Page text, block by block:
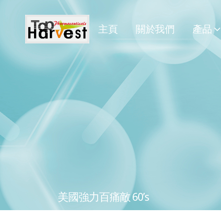
主頁 關於我們 產品
美國強力百痛敵 60’s